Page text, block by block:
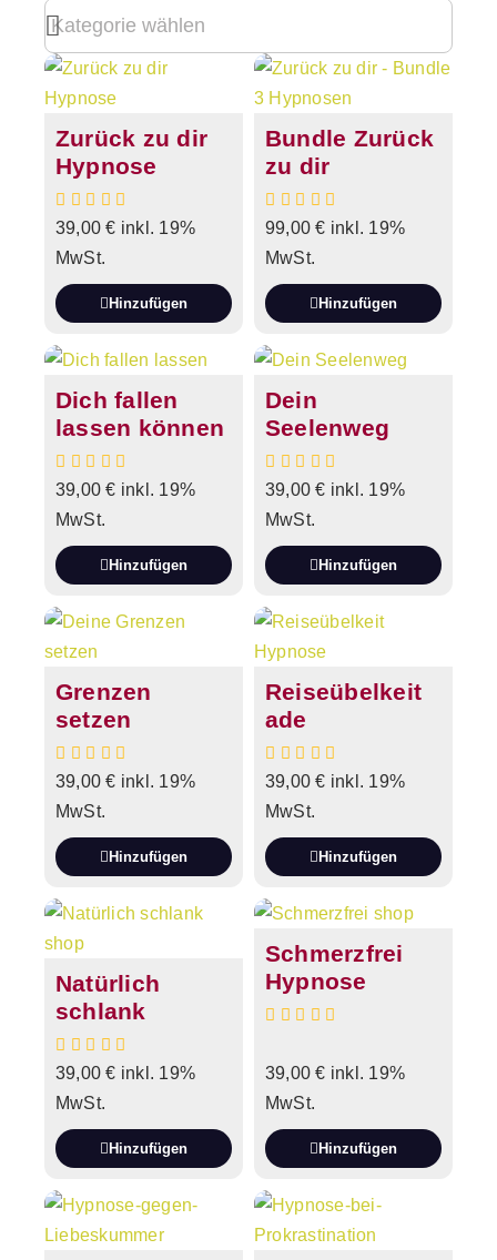
Zurück zu dir
Hypnose
39,00€ inkl. 19%
MwSt.
Hinzufügen
Bundle Zurück
zu dir
99,00€ inkl. 19%
MwSt.
Hinzufügen
Dich fallen
lassen können
39,00€ inkl. 19%
MwSt.
Hinzufügen
Dein
Seelenweg
39,00€ inkl. 19%
MwSt.
Hinzufügen
Grenzen
setzen
39,00€ inkl. 19%
MwSt.
Hinzufügen
Reiseübelkeit
ade
39,00€ inkl. 19%
MwSt.
Hinzufügen
Natürlich
schlank
39,00€ inkl. 19%
MwSt.
Hinzufügen
Schmerzfrei
Hypnose
39,00€ inkl. 19%
MwSt.
Hinzufügen